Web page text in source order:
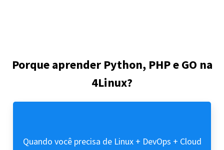
Porque aprender Python, PHP e GO na
4Linux?
Quando você precisa de Linux + DevOps + Cloud